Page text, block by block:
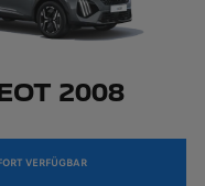
2008
VERFÜGBAR